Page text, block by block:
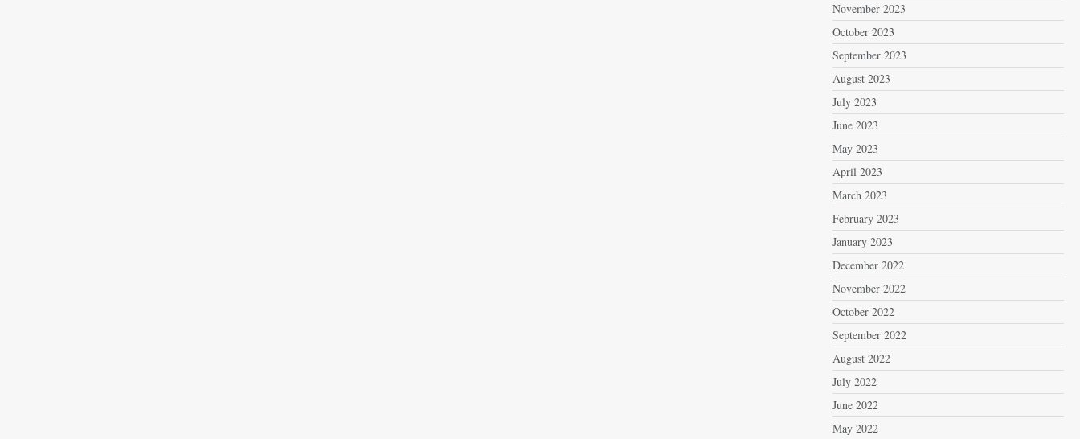
November 2023
October 2023
September 2023
August 2023
July 2023
June 2023
May 2023
April 2023
March 2023
February 2023
January 2023
December 2022
November 2022
October 2022
September 2022
August 2022
July 2022
June 2022
May 2022